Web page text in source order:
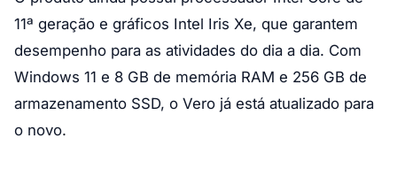
11ª geração e gráficos Intel Iris Xe, que garantem
desempenho para as atividades do dia a dia. Com
Windows 11 e 8 GB de memória RAM e 256 GB de
armazenamento SSD, o Vero já está atualizado para
o novo.